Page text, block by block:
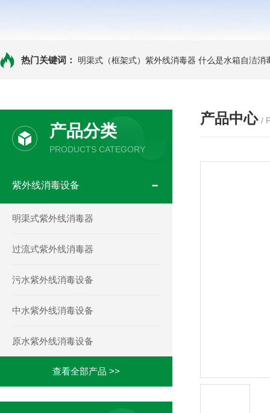
热门关键词： 明渠式（框架式）紫外线消毒器 什么是水箱自洁消
产品分类
PRODUCTS CATEGORY
紫外线消毒设备
明渠式紫外线消毒器
过流式紫外线消毒器
污水紫外线消毒设备
中水紫外线消毒设备
原水紫外线消毒设备
查看全部产品 >>
产品中心 /